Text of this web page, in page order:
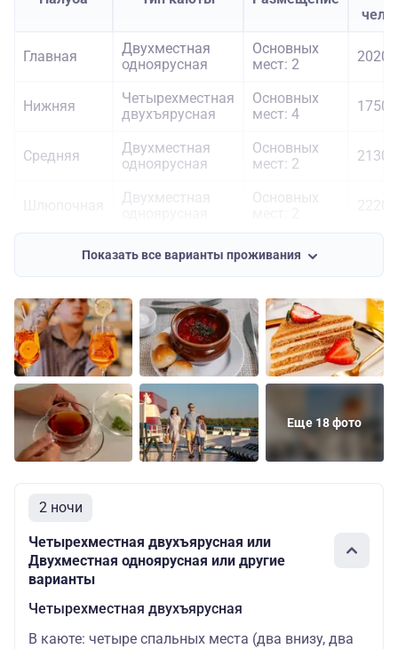
Главная
Двухместная
одноярусная
Основных
мест: 2
Нижняя
Четырехместная
двухъярусная
Основных
мест: 4
Средняя
Двухместная
одноярусная
Основных
мест: 2
Двухместная
Основных
Шлюпочная Одноместная
мест: 1
Показать все варианты проживания
Еще 18 фото
2 ночи
Четырехместная двухъярусная или
Двухместная одноярусная или другие
варианты
Четырехместная двухъярусная
В каюте: четыре спальных места (два внизу, два